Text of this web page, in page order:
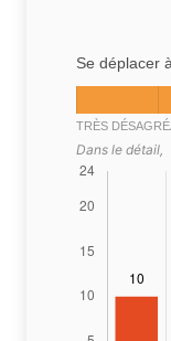
Se déplacer
TRÈS
Dans le détail,